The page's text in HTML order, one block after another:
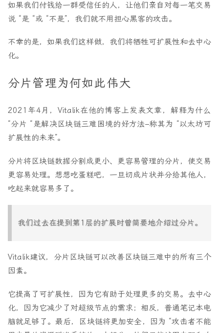
如果我们付钱给一群受信任的人，让他们亲自对每一笔交易
说 “是 “或 “不是”，我们就不用担心黑客的攻击。
不幸的是，如果我们这样做，我们将牺牲可扩展性和去中心
化。
分片管理为何如此伟大
2021年4月，Vitalik在他的博客上发表文章，解释为什么
“分片 “是解决区块链三难困境的好方法–称其为 “以太坊可
扩展性的未来”。
分片将区块链数据分割成更小、更容易管理的分片，使交易
更容易处理。想想吃蛋糕吧，一旦切成片状并分给其他人，
吃起来就容易多了。
我们过去在提到第1层的扩展时曾简要地介绍过分片。
Vitalik建议，分片区块链可以改善区块链三难中的所有三个
因素。
它提高了可扩展性，因为它有助于处理更多的交易。去中心
化，因为它减少了对超级节点的需求；相反，普通笔记本电
脑就足够了。最后，区块链将更加安全，因为 “攻击者不能